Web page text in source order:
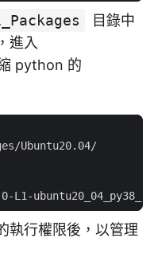
目錄中
進入
python 的
執行權限後，以管理